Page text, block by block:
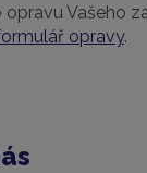
Vašeho
opravy.